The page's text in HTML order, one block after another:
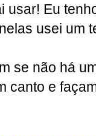
usar! Eu
usei um
se não há
canto e